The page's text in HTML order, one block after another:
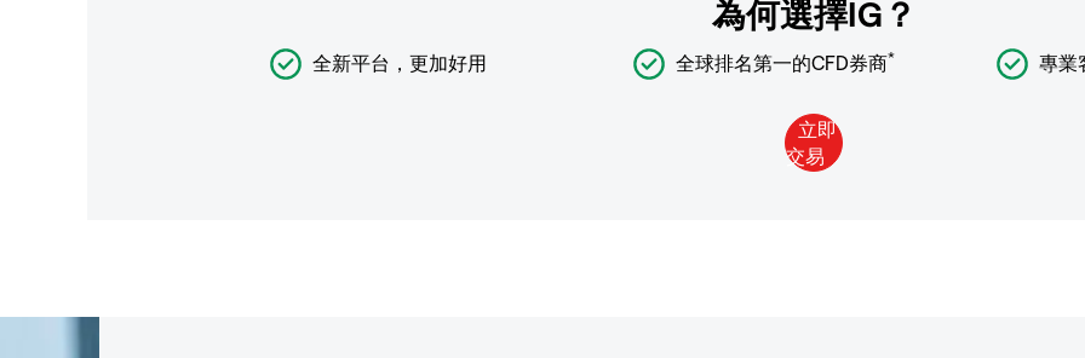
為何選擇IG？
全新平台，更加好用 全球排名第一的CFD券商* 專業